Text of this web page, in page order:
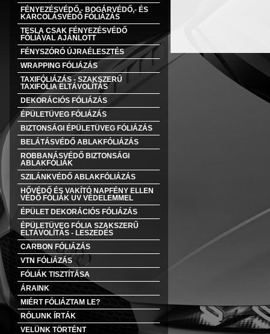
FÉNYEZÉSVÉDŐ,- BOGÁRVÉDŐ,- ÉS
KARCOLÁSVÉDŐ FÓLIÁZÁS
TESLA CSAK FÉNYEZÉSVÉDŐ
FÓLIÁVAL AJÁNLOTT
FÉNYSZÓRÓ ÚJRAÉLESZTÉS
WRAPPING FÓLIÁZÁS
TAXIFÓLIÁZÁS - SZAKSZERŰ
TAXIFÓLIA ELTÁVOLÍTÁS
DEKORÁCIÓS FÓLIÁZÁS
ÉPÜLETÜVEG FÓLIÁZÁS
BIZTONSÁGI ÉPÜLETÜVEG FÓLIÁZÁS
BELÁTÁSVÉDŐ ABLAKFÓLIÁZÁS
ROBBANÁSVÉDŐ BIZTONSÁGI
ABLAKFÓLIÁK
SZILÁNKVÉDŐ ABLAKFÓLIÁZÁS
HŐVÉDŐ ÉS VAKÍTÓ NAPFÉNY ELLEN
VÉDŐ FÓLIÁK UV VÉDELEMMEL
ÉPÜLET DEKORÁCIÓS FÓLIÁZÁS
ÉPÜLETÜVEG FÓLIA SZAKSZERŰ
ELTÁVOLÍTÁS - LESZEDÉS
CARBON FÓLIÁZÁS
VTN FÓLIÁZÁS
FÓLIÁK TISZTÍTÁSA
ÁRAINK
MIÉRT FÓLIÁZTAM LE?
RÓLUNK ÍRTÁK
VELÜNK TÖRTÉNT